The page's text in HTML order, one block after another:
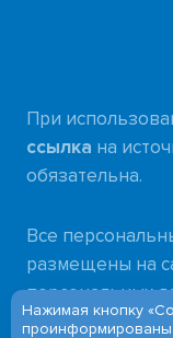
При
ссылка на
обязательна.
Все
размещены на
персональных
требованиями
Нажимая кнопку